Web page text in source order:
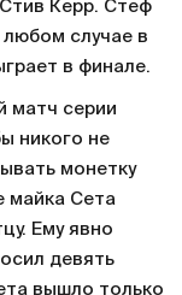
Керр. Стеф
случае в
в финале.
матч серии
никого не
монетку
майка Сета
Ему явно
девять
вышло только